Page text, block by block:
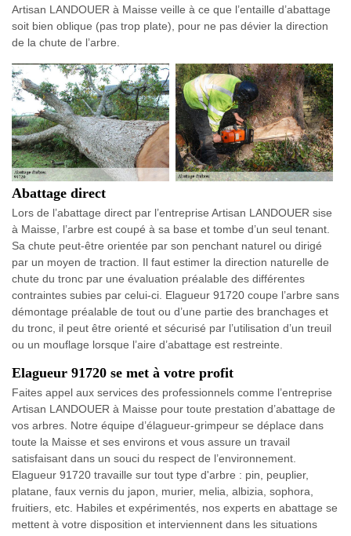
Artisan LANDOUER à Maisse veille à ce que l’entaille d’abattage
soit bien oblique (pas trop plate), pour ne pas dévier la direction
de la chute de l’arbre.
Abattage direct
Lors de l’abattage direct par l’entreprise Artisan LANDOUER sise
à Maisse, l’arbre est coupé à sa base et tombe d’un seul tenant.
Sa chute peut-être orientée par son penchant naturel ou dirigé
par un moyen de traction. Il faut estimer la direction naturelle de
chute du tronc par une évaluation préalable des différentes
contraintes subies par celui-ci. Elagueur 91720 coupe l’arbre sans
démontage préalable de tout ou d’une partie des branchages et
du tronc, il peut être orienté et sécurisé par l’utilisation d’un treuil
ou un mouflage lorsque l’aire d’abattage est restreinte.
Elagueur 91720 se met à votre profit
Faites appel aux services des professionnels comme l’entreprise
Artisan LANDOUER à Maisse pour toute prestation d’abattage de
vos arbres. Notre équipe d’élagueur-grimpeur se déplace dans
toute la Maisse et ses environs et vous assure un travail
satisfaisant dans un souci du respect de l’environnement.
Elagueur 91720 travaille sur tout type d'arbre : pin, peuplier,
platane, faux vernis du japon, murier, melia, albizia, sophora,
fruitiers, etc. Habiles et expérimentés, nos experts en abattage se
mettent à votre disposition et interviennent dans les situations